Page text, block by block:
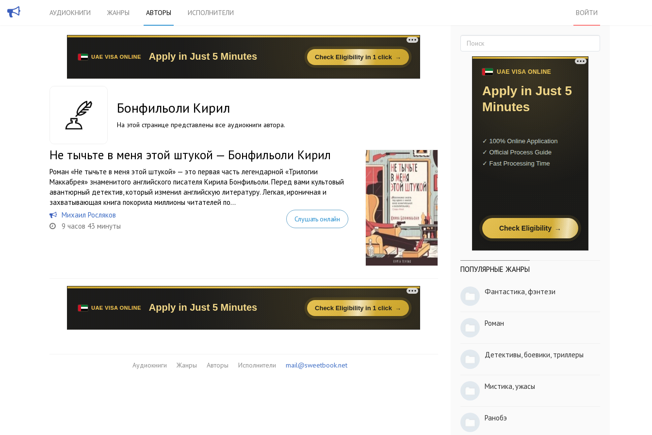
АУДИОКНИГИ ЖАНРЫ АВТОРЫ ИСПОЛНИТЕЛИ ВОЙТИ
Бонфильоли Кирил
На этой странице представлены все аудиокниги автора.
Не тычьте в меня этой штукой — Бонфильоли Кирил
Роман «Не тычьте в меня этой штукой» — это первая часть легендарной «Трилогии
Маккабрея» знаменитого английского писателя Кирила Бонфильоли. Перед вами культовый
авантюрный детектив, который изменил английскую литературу. Легкая, ироничная и
захватывающая книга покорила миллионы читателей по...
Михаил Росляков
9 часов 43 минуты
Слушать онлайн
Аудиокниги Жанры Авторы Исполнители mail@sweetbook.net
ПОПУЛЯРНЫЕ ЖАНРЫ
Фантастика, фэнтези
Роман
Детективы, боевики, триллеры
Мистика, ужасы
Ранобэ